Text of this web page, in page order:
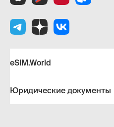
eSIM.World
Юридические документы